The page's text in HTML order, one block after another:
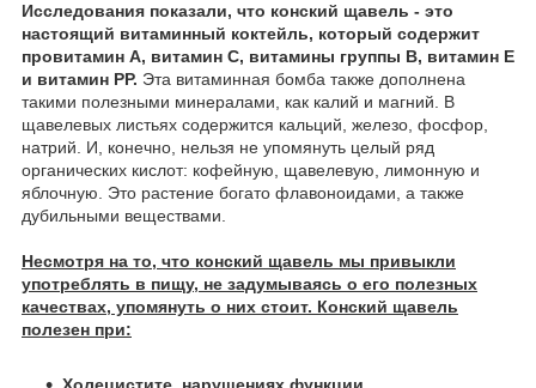
Исследования показали, что конский щавель - это
настоящий витаминный коктейль, который содержит
провитамин А, витамин С, витамины группы В, витамин Е
и витамин РР. Эта витаминная бомба также дополнена
такими полезными минералами, как калий и магний. В
щавелевых листьях содержится кальций, железо, фосфор,
натрий. И, конечно, нельзя не упомянуть целый ряд
органических кислот: кофейную, щавелевую, лимонную и
яблочную. Это растение богато флавоноидами, а также
дубильными веществами.
Несмотря на то, что конский щавель мы привыкли
употреблять в пищу, не задумываясь о его полезных
качествах, упомянуть о них стоит. Конский щавель
полезен при: